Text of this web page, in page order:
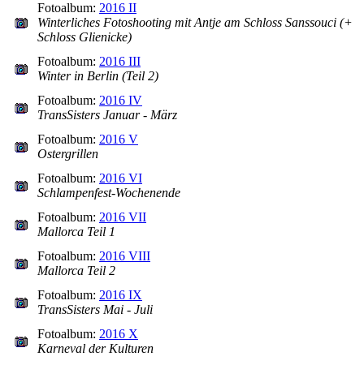
Fotoalbum: 2016 II
Winterliches Fotoshooting mit Antje am Schloss Sanssouci (+
Schloss Glienicke)
Fotoalbum: 2016 III
Winter in Berlin (Teil 2)
Fotoalbum: 2016 IV
TransSisters Januar - März
Fotoalbum: 2016 V
Ostergrillen
Fotoalbum: 2016 VI
Schlampenfest-Wochenende
Fotoalbum: 2016 VII
Mallorca Teil 1
Fotoalbum: 2016 VIII
Mallorca Teil 2
Fotoalbum: 2016 IX
TransSisters Mai - Juli
Fotoalbum: 2016 X
Karneval der Kulturen